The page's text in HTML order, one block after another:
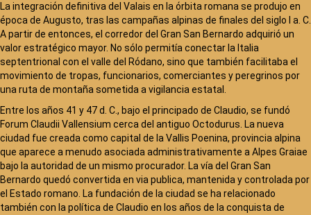
La integración definitiva del Valais en la órbita romana se produjo en
época de Augusto, tras las campañas alpinas de finales del siglo I a. C.
A partir de entonces, el corredor del Gran San Bernardo adquirió un
valor estratégico mayor. No sólo permitía conectar la Italia
septentrional con el valle del Ródano, sino que también facilitaba el
movimiento de tropas, funcionarios, comerciantes y peregrinos por
una ruta de montaña sometida a vigilancia estatal.
Entre los años 41 y 47 d. C., bajo el principado de Claudio, se fundó
Forum Claudii Vallensium cerca del antiguo Octodurus. La nueva
ciudad fue creada como capital de la Vallis Poenina, provincia alpina
que aparece a menudo asociada administrativamente a Alpes Graiae
bajo la autoridad de un mismo procurador. La vía del Gran San
Bernardo quedó convertida en via publica, mantenida y controlada por
el Estado romano. La fundación de la ciudad se ha relacionado
también con la política de Claudio en los años de la conquista de